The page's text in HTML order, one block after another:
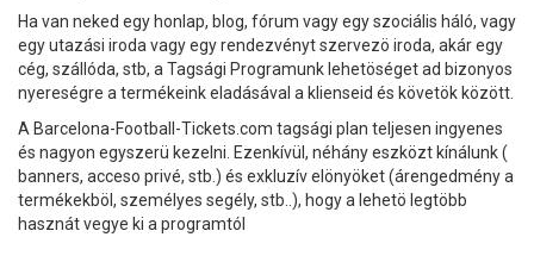
Ha van neked egy honlap, blog, fórum vagy egy szociális háló, vagy
egy utazási iroda vagy egy rendezvényt szervezö iroda, akár egy
cég, szállóda, stb, a Tagsági Programunk lehetöséget ad bizonyos
nyereségre a termékeink eladásával a klienseid és követök között.
A Barcelona-Football-Tickets.com tagsági plan teljesen ingyenes
és nagyon egyszerü kezelni. Ezenkívül, néhány eszközt kínálunk (
banners, acceso privé, stb.) és exkluzív elönyöket (árengedmény a
termékekböl, személyes segély, stb..), hogy a lehetö legtöbb
hasznát vegye ki a programtól